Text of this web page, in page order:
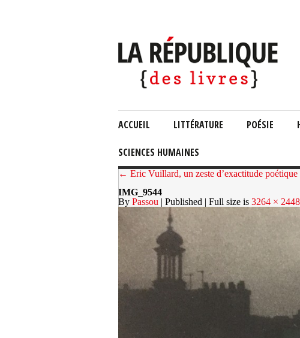
ACCUEIL LITTÉRATURE POÉSIE
SCIENCES HUMAINES
← Eric Vuillard, un zeste d’exactitude poétique
IMG_9544
By Passou | Published | Full size is 3264 × 2448